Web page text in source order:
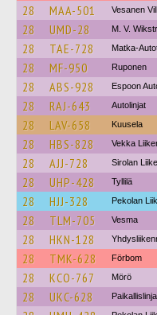
28 MAA-501 Vesanen
28 UMD-28 M. V.
28 TAE-728 Matka-
28 MF-950 Ruponen
28 ABS-928 Espoon
28 RAJ-643 Autolinjat
28 LAV-658 Kuusela
28 HBS-828 Vekka
28 AJJ-728 Sirolan
28 UHP-428 Tyllilä
28 HJJ-328 Pekolan
28 TLM-705 Vesma
28 HKN-128
28 TMK-628 Förbom
28 KCO-767 Mörö
28 UKC-628